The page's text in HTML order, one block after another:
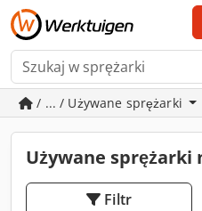
/ ... / Używane sprężarki
Używane sprężarki
Filtr